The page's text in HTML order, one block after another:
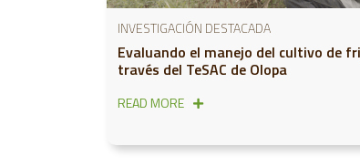
INVESTIGACIÓN DESTACADA
Evaluando el manejo del cultivo de
través del TeSAC de Olopa
READ MORE